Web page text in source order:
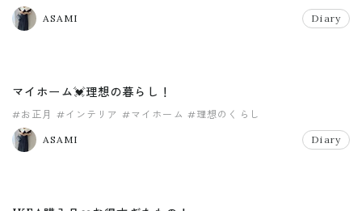
#スリーコインズ
ASAMI
Diary
マイホーム💓理想の暮らし！
#お正月 #インテリア #マイホーム #理想のくらし
ASAMI Diary